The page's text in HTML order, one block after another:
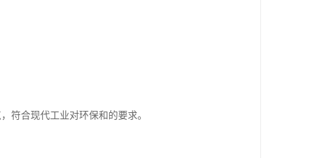
符合现代工业对环保和的要求。